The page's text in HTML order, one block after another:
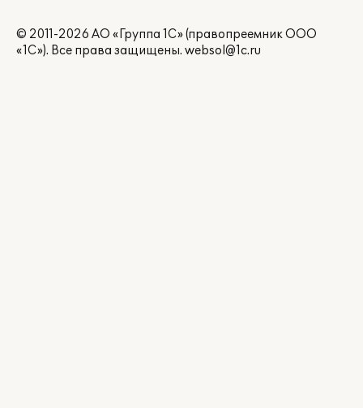
© 2011-2026 АО «Группа 1С» (правопреемник ООО
«1С»). Все права защищены. websol@1c.ru